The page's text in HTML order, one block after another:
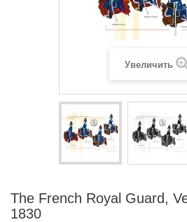
Увеличить
The French Royal Guard,
1830